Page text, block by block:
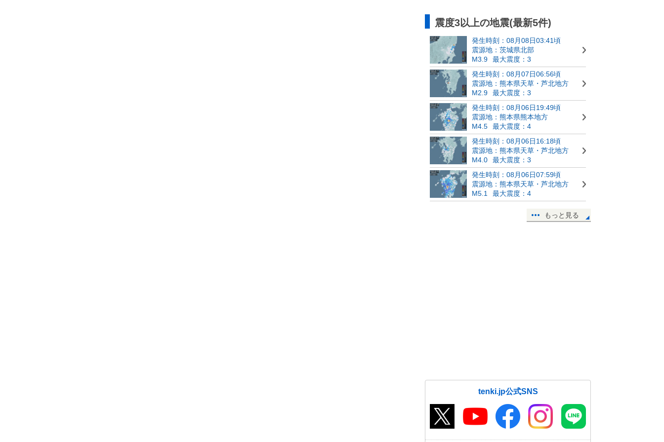
震度3以上の地震(最新5件)
発生時刻：08月08日03:41頃
震源地：茨城県北部
M3.9
最大震度：3
発生時刻：08月07日06:56頃
震源地：熊本県天草・芦北地方
M2.9
最大震度：3
発生時刻：08月06日19:49頃
震源地：熊本県熊本地方
M4.5
最大震度：4
発生時刻：08月06日16:18頃
震源地：熊本県天草・芦北地方
M4.0
最大震度：3
発生時刻：08月06日07:59頃
震源地：熊本県天草・芦北地方
M5.1
最大震度：4
もっと見る
tenki.jp公式SNS